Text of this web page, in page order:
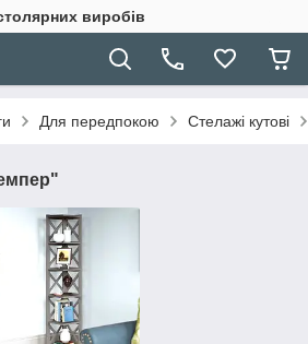
виробів
Для передпокою Стелажі кутові